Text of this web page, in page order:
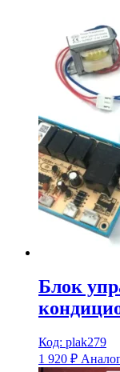
Блок
Код: plak279
1 920 ₽